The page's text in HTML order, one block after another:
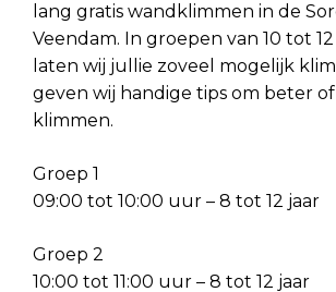
lang gratis wandklimmen in de
Veendam. In groepen van 10 tot
laten wij jullie zoveel mogelijk
geven wij handige tips om beter
klimmen.
Groep 1
09:00 tot 10:00 uur – 8 tot 12 jaar
Groep 2
10:00 tot 11:00 uur – 8 tot 12 jaar